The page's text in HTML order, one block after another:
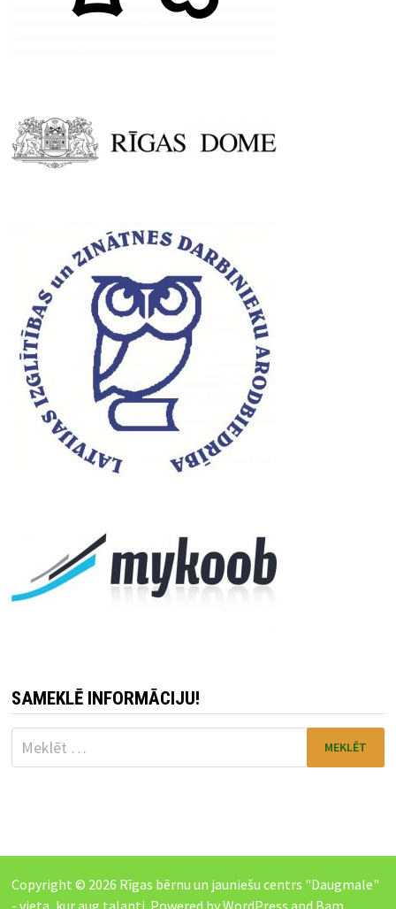
SAMEKLĒ INFORMĀCIJU!
Meklēt:
Copyright © 2026 Rīgas bērnu un jauniešu centrs "Daugmale"
- vieta, kur aug talanti . Powered byWordPress and Bam